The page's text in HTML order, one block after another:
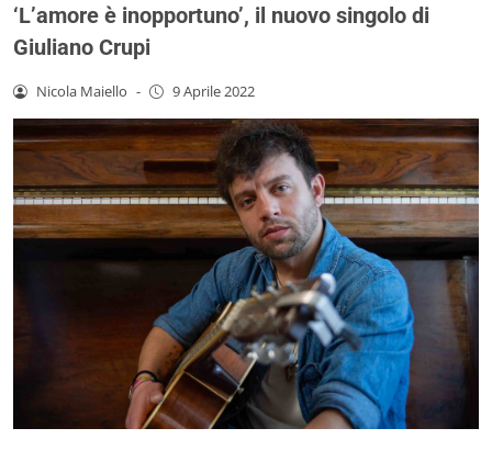
‘L’amore è inopportuno’, il nuovo singolo di
Giuliano Crupi
Nicola Maiello - 9 Aprile 2022